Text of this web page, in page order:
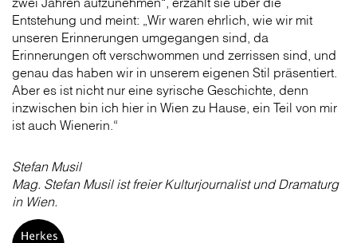
Entstehung und meint: „Wir waren ehrlich, wie wir mit
unseren Erinnerungen umgegangen sind, da
Erinnerungen oft verschwommen und zerrissen sind, und
genau das haben wir in unserem eigenen Stil präsentiert.
Aber es ist nicht nur eine syrische Geschichte, denn
inzwischen bin ich hier in Wien zu Hause, ein Teil von mir
ist auch Wienerin.“
Stefan Musil
Mag. Stefan Musil ist freier Kulturjournalist und Dramaturg
in Wien.